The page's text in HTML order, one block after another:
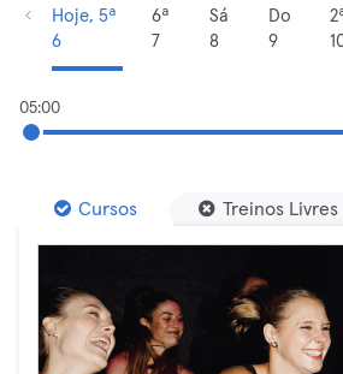
Hoje, 5ª
6
6ª
7
Sá
8
Do
9
05:00
Cursos Treinos Livres